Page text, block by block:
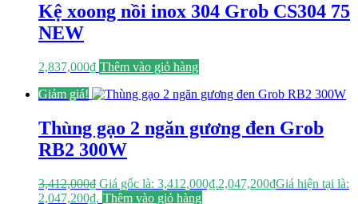
Kệ xoong nồi inox 304 Grob CS304 75
NEW
2,837,000₫ Thêm vào giỏ hàng
Giảm giá!
Thùng gạo 2 ngăn gương đen Grob
RB2 300W
3,412,000₫ Giá gốc là: 3,412,000₫.2,047,200₫Giá hiện tại là:
2,047,200₫. Thêm vào giỏ hàng